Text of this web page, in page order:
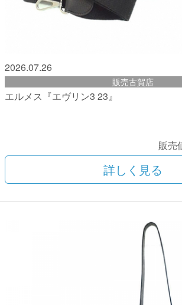
2026.07.26
販売古賀店
エルメス『エヴリン3 23』
販売
詳しく見る